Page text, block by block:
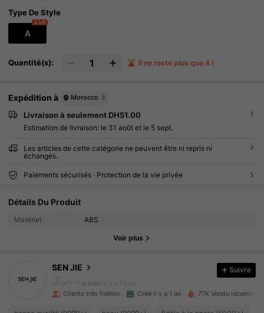
Type De Style
A
4 left
Quantité(s): Il ne reste plus que 4 !
Expédition à Morocco
Livraison à seulement DH51.00
Estimation de livraison: le 31 août et le 5 sept.
Les articles de cette catégorie ne peuvent être ni repris ni
échangés.
Paiements sécurisés · Protection de la vie privée
Détails Du Produit
Matériel: ABS
Voir plus
SEN JIE
3.4K Suiveurs
3.4K Suiveurs
4.94
3.4K Suiveurs
a suivi
3.4K Suiveurs
Suivre
Clients très fidèles Créé il y a 1 an 77K Vendu